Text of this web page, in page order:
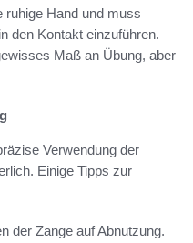
ruhige Hand und muss
den Kontakt einzuführen.
Maß an Übung, aber
Verwendung der
Einige Tipps zur
der Zange auf Abnutzung.